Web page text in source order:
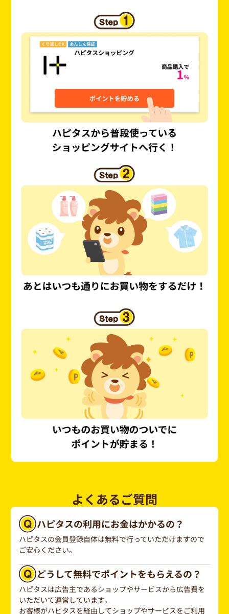
よくあるご質問
ハピタスの利用にお金はかかるの？
ハピタスの会員登録自体は無料で行っていただけますので
ご安心ください。
どうして無料でポイントをもらえるの？
ハピタスは広告主であるショップやサービスから広告費を
いただいて運営しています。
お客様がハピタスを経由してショップやサービスをご利用